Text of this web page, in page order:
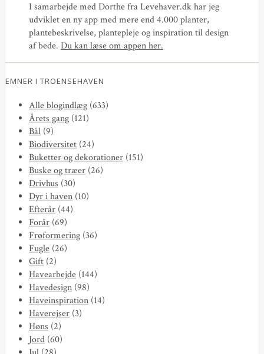
I samarbejde med Dorthe fra Levehaver.dk har jeg
udviklet en ny app med mere end 4.000 planter,
plantebeskrivelse, plantepleje og inspiration til design
af bede. Du kan læse om appen her.
EMNER I TROENSEHAVEN
Alle blogindlæg (633)
Årets gang (121)
Bål (9)
Biodiversitet (24)
Buketter og dekorationer (151)
Buske og træer (26)
Drivhus (30)
Dyr i haven (10)
Efterår (44)
Forår (69)
Frøformering (36)
Fugle (26)
Gift (2)
Havearbejde (144)
Havedesign (98)
Haveinspiration (14)
Haverejser (3)
Høns (2)
Jord (60)